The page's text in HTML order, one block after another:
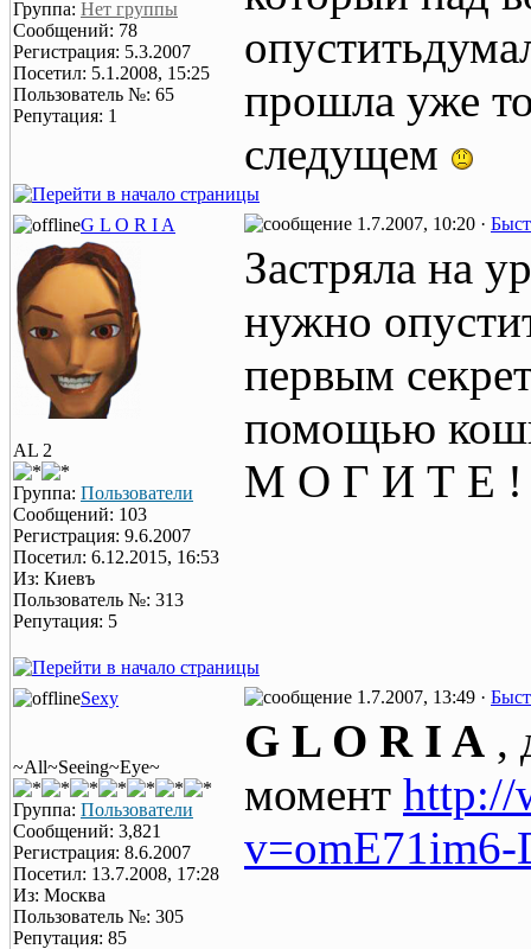
Группа: Нет группы
Сообщений: 78
Регистрация: 5.3.2007
Посетил: 5.1.2008, 15:25
Пользователь №: 65
Репутация: 1
прошла уже
следущем
G L O R I A 1.7.2007, 10:20 ·
AL 2
Группа: Пользователи
Сообщений: 103
Регистрация: 9.6.2007
Посетил: 6.12.2015, 16:53
Из: Киевъ
Пользователь №: 313
Репутация: 5
Застряла на
нужно
первым
помощью
М О Г И Т Е
Sexy 1.7.2007, 13:49 ·
~All~Seeing~Eye~
Группа: Пользователи
Сообщений: 3,821
Регистрация: 8.6.2007
Посетил: 13.7.2008, 17:28
Из: Москва
Пользователь №: 305
Репутация: 85
G L O R I A ,
момент http://
v=omE71im6-